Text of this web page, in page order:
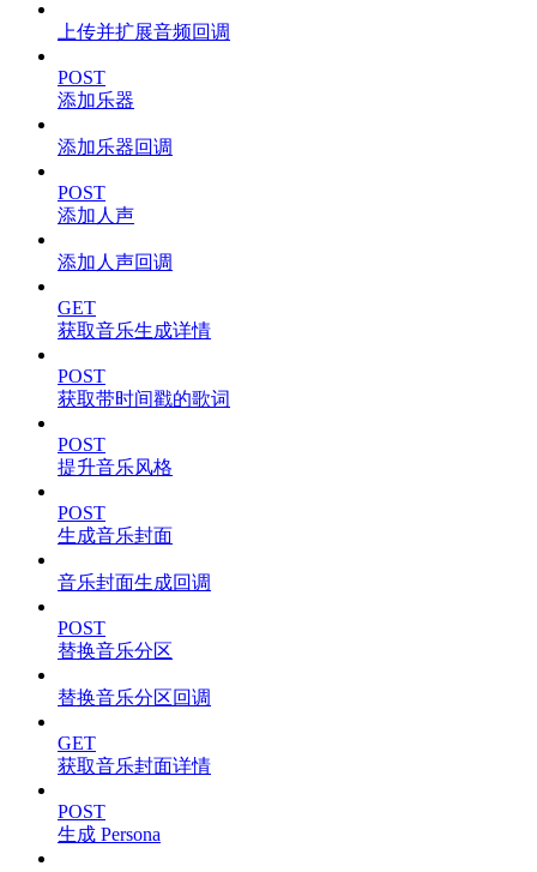
上传并扩展音频回调
POST
添加乐器
添加乐器回调
POST
添加人声
添加人声回调
GET
获取音乐生成详情
POST
获取带时间戳的歌词
POST
提升音乐风格
POST
生成音乐封面
音乐封面生成回调
POST
替换音乐分区
替换音乐分区回调
GET
获取音乐封面详情
POST
生成 Persona